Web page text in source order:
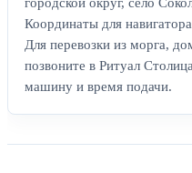
Координаты для
Для перевозки из морга,
позвоните в Ритуал
машину и время подачи.